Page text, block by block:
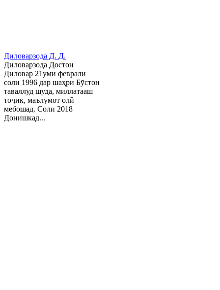
Диловарзода Д. Д.
Диловарзода Достон
Диловар 21уми феврали
соли 1996 дар шаҳри Бӯстон
таваллуд шуда, миллатааш
тоҷик, маълумот олӣ
мебошад. Соли 2018
Донишкад...